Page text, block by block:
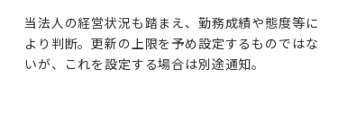
当法人の経営状況も踏まえ、勤務成績や態度等に
より判断。更新の上限を予め設定するものではな
いが、これを設定する場合は別途通知。